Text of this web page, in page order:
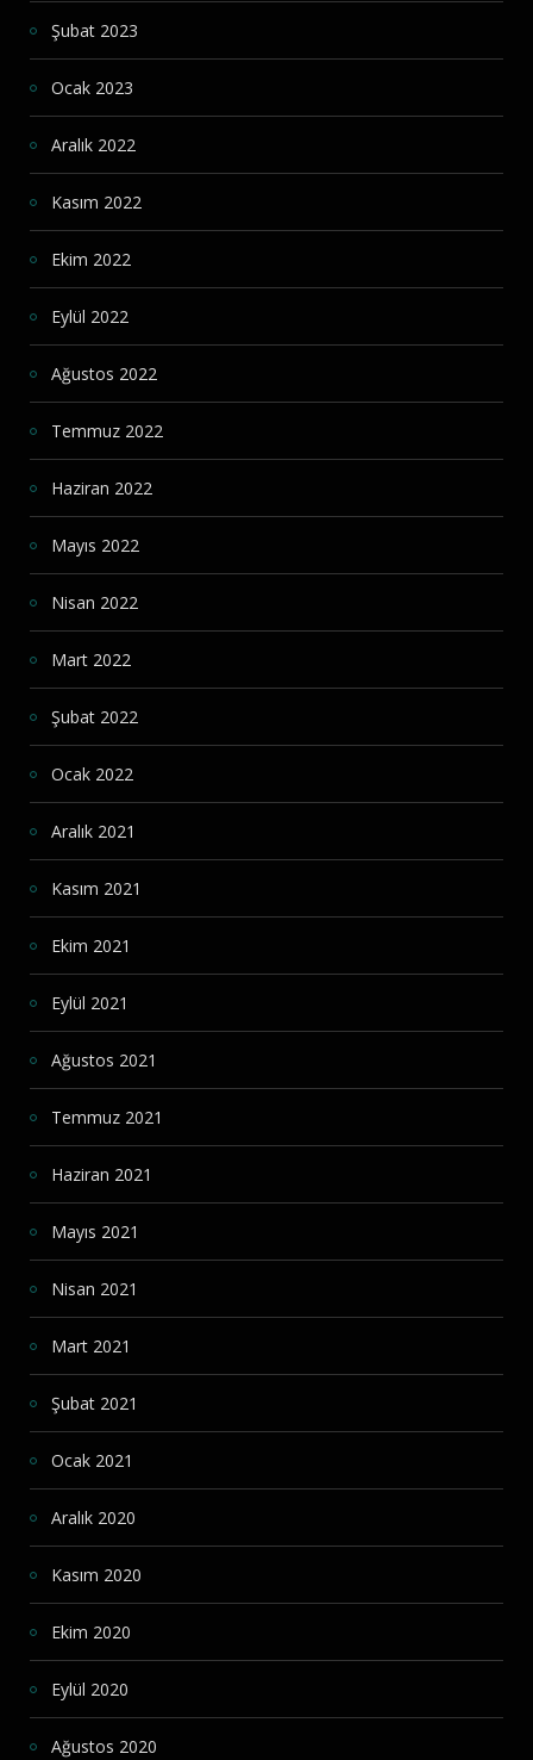
Şubat 2023
Ocak 2023
Aralık 2022
Kasım 2022
Ekim 2022
Eylül 2022
Ağustos 2022
Temmuz 2022
Haziran 2022
Mayıs 2022
Nisan 2022
Mart 2022
Şubat 2022
Ocak 2022
Aralık 2021
Kasım 2021
Ekim 2021
Eylül 2021
Ağustos 2021
Temmuz 2021
Haziran 2021
Mayıs 2021
Nisan 2021
Mart 2021
Şubat 2021
Ocak 2021
Aralık 2020
Kasım 2020
Ekim 2020
Eylül 2020
Ağustos 2020